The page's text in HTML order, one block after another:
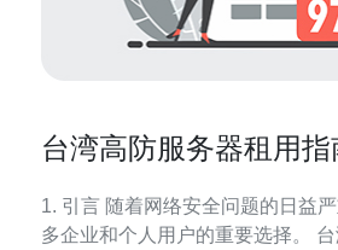
台湾高防服务器租用
1. 引言 随着网络安全问题的日益严重，高防服务器成为众
多企业和个人用户的重要选择。 台湾作为一个互联网基础